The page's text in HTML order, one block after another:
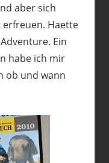
aber sich
Haette
Ein
habe ich mir
ob und wann